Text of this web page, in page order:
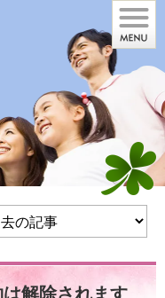
解除されます